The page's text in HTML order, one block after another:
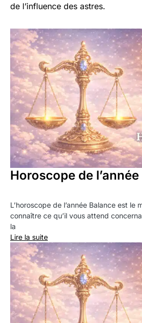
de l’influence des astres.
Horoscope de
L’horoscope de l’année Balance est le
connaître ce qu’il vous attend
la
Lire la suite